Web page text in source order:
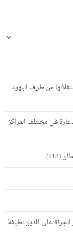
من طرف اليهود
في مختلف المراكز
(518)
على الدين لطيفة